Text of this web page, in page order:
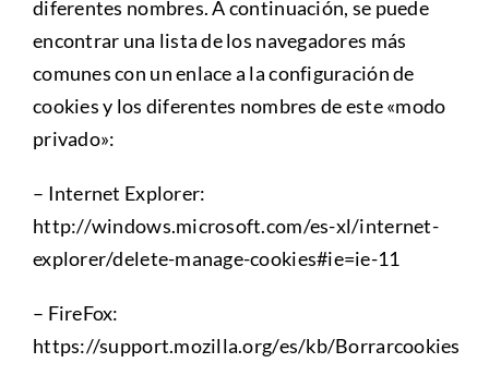
diferentes nombres. A continuación, se puede
encontrar una lista de los navegadores más
comunes con un enlace a la configuración de
cookies y los diferentes nombres de este «modo
privado»:
– Internet Explorer:
http://windows.microsoft.com/es-xl/internet-
explorer/delete-manage-cookies#ie=ie-11
– FireFox:
https://support.mozilla.org/es/kb/Borrarcookies